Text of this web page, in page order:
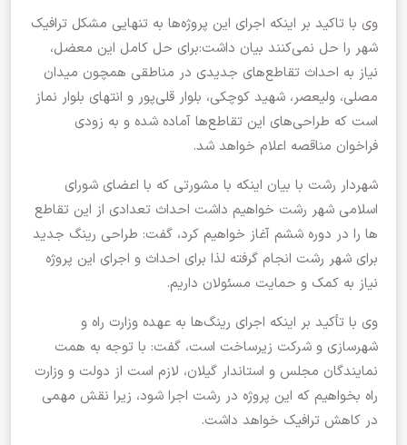
وی با تاکید بر اینکه اجرای این پروژه‌ها به تنهایی مشکل ترافیک
شهر را حل نمی‌کنند بیان داشت:برای حل کامل این معضل،
نیاز به احداث تقاطع‌های جدیدی در مناطقی همچون میدان
مصلی، ولیعصر، شهید کوچکی، بلوار قلی‌پور و انتهای بلوار نماز
است که طراحی‌های این تقاطع‌ها آماده شده و به زودی
فراخوان مناقصه اعلام خواهد شد.
شهردار رشت با بیان اینکه با مشورتی که با اعضای شورای
اسلامی شهر رشت خواهیم داشت احداث تعدادی از این تقاطع
ها را در دوره ششم آغاز خواهیم کرد، گفت: طراحی رینگ جدید
برای شهر رشت انجام گرفته لذا برای احداث و اجرای این پروژه
نیاز به کمک و حمایت مسئولان داریم.
وی با تأکید بر اینکه اجرای رینگ‌ها به عهده وزارت راه و
شهرسازی و شرکت زیرساخت است، گفت: با توجه به همت
نمایندگان مجلس و استاندار گیلان، لازم است از دولت و وزارت
راه بخواهیم که این پروژه در رشت اجرا شود، زیرا نقش مهمی
در کاهش ترافیک خواهد داشت.